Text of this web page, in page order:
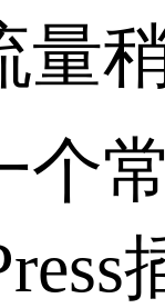
量